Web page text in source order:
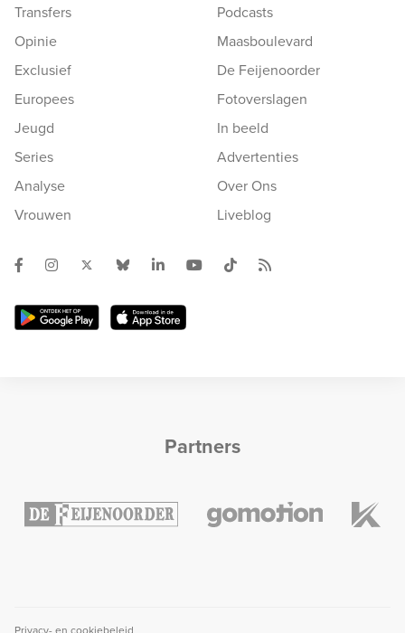
Transfers
Opinie
Exclusief
Europees
Jeugd
Series
Analyse
Vrouwen
Podcasts
Maasboulevard
De Feijenoorder
Fotoverslagen
In beeld
Advertenties
Over Ons
Liveblog
Partners
Privacy- en cookiebeleid